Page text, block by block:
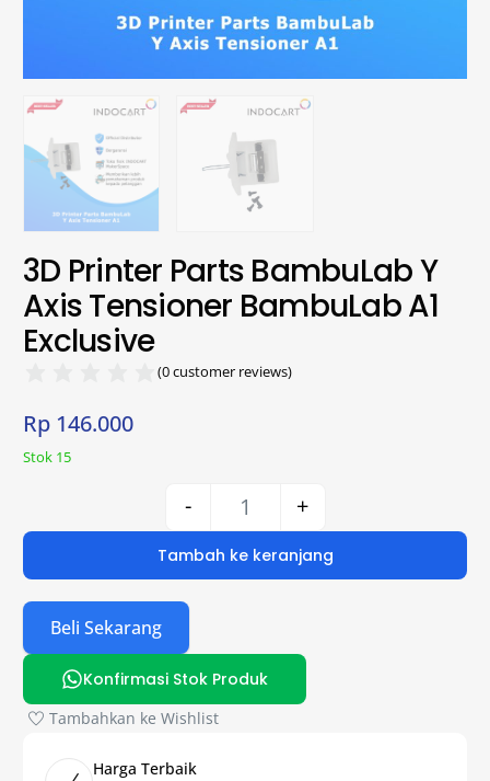
3D Printer Parts BambuLab Y
Axis Tensioner BambuLab A1
Exclusive
(0customer reviews)
Rp 146.000
Stok 15
- +
Tambah ke keranjang
Beli Sekarang
Konfirmasi Stok Produk
Tambahkan ke Wishlist
Harga Terbaik